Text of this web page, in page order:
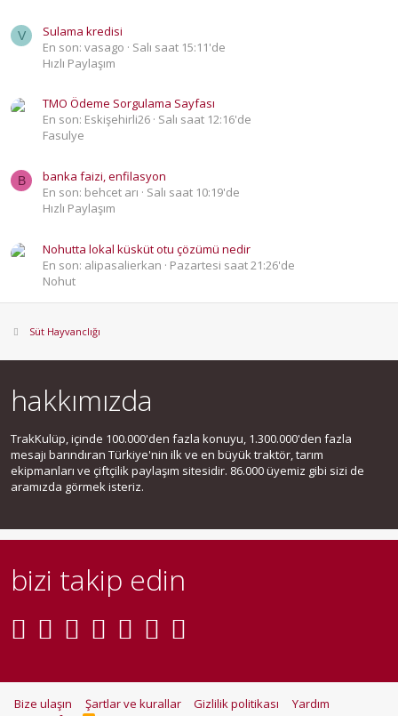
V
Sulama kredisi
En son: vasago
Salı saat 15:11'de
Hızlı Paylaşım
TMO Ödeme Sorgulama Sayfası
En son: Eskişehirli26 Salı saat 12:16'de
Fasulye
B
banka faizi, enfilasyon
En son: behcet arı
Salı saat 10:19'de
Hızlı Paylaşım
Nohutta lokal küsküt otu çözümü nedir
En son: alipasalierkan
Pazartesi saat 21:26'de
Nohut
Süt Hayvanclığı
hakkımızda
TrakKulüp, içinde 100.000'den fazla konuyu, 1.300.000'den fazla
mesajı barındıran Türkiye'nin ilk ve en büyük traktör, tarım
ekipmanları ve çiftçilik paylaşım sitesidir. 86.000 üyemiz gibi sizi de
aramızda görmek isteriz.
bizi takip edin
Bize ulaşın Şartlar ve kurallar Gizlilik politikası
Yardım